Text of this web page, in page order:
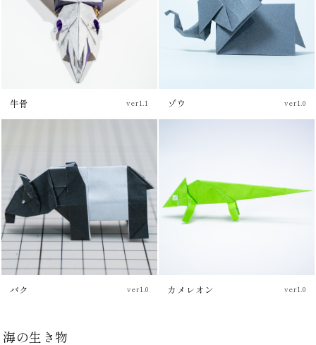
牛骨
ver1.1
ゾウ ver1.0
チュートリアル
バク ver1.0 カメレオン ver1.0
海の生き物